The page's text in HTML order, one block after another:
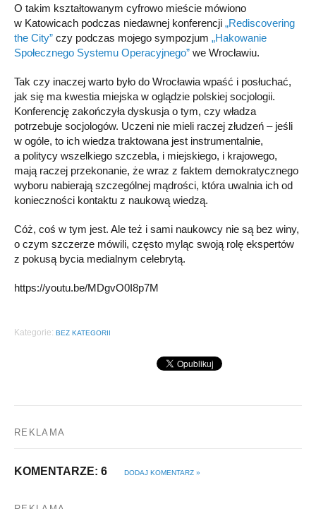
O takim kształtowanym cyfrowo mieście mówiono
w Katowicach podczas niedawnej konferencji „Rediscovering
the City” czy podczas mojego sympozjum „Hakowanie
Społecznego Systemu Operacyjnego” we Wrocławiu.
Tak czy inaczej warto było do Wrocławia wpaść i posłuchać,
jak się ma kwestia miejska w oglądzie polskiej socjologii.
Konferencję zakończyła dyskusja o tym, czy władza
potrzebuje socjologów. Uczeni nie mieli raczej złudzeń – jeśli
w ogóle, to ich wiedza traktowana jest instrumentalnie,
a politycy wszelkiego szczebla, i miejskiego, i krajowego,
mają raczej przekonanie, że wraz z faktem demokratycznego
wyboru nabierają szczególnej mądrości, która uwalnia ich od
konieczności kontaktu z naukową wiedzą.
Cóż, coś w tym jest. Ale też i sami naukowcy nie są bez winy,
o czym szczerze mówili, często myląc swoją rolę ekspertów
z pokusą bycia medialnym celebrytą.
https://youtu.be/MDgvO0I8p7M
Kategorie: BEZ KATEGORII
REKLAMA
KOMENTARZE: 6 DODAJ KOMENTARZ »